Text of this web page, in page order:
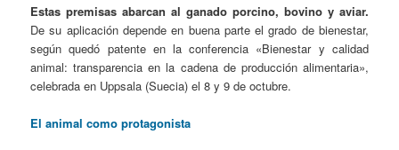
Estas premisas abarcan al ganado porcino, bovino y aviar.
De su aplicación depende en buena parte el grado de bienestar,
según quedó patente en la conferencia «Bienestar y calidad
animal: transparencia en la cadena de producción alimentaria»,
celebrada en Uppsala (Suecia) el 8 y 9 de octubre.
El animal como protagonista